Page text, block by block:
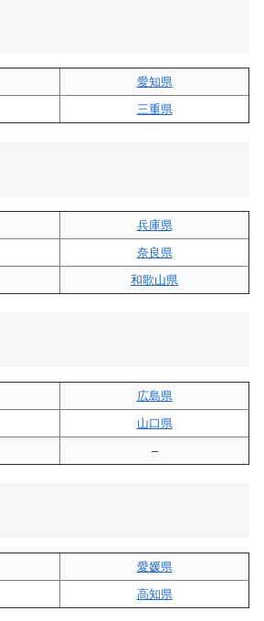
愛知県
三重県
兵庫県
奈良県
和歌山県
広島県
山口県
–
愛媛県
高知県